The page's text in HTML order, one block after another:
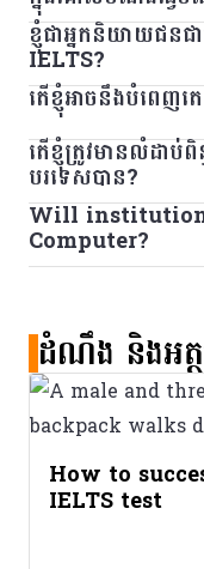
ទៅធ្វើការ សិក្សា និងធ្
ប្រសិនបើអ្នកធ្វើតេស្ត
តេស្តរបស់អ្នកនឹងខុសគ្នាប
IELTS សម្រាប់
អនុម័ត។
ការចុះឈ្មោះជំនាញនៅក្
ប្រហែលជាត្រូវប្រឡងត
តេស្តប្រភេទ
ប្រាស់ភាសាអង់គ្លេសរបស់
ប្រសិនបើអ្នកមានគម្រ
វគ្គបណ្តុះបណ្តាលវិជ្ជាជីវ
ចំណាកស្រុកទៅប្រទេស
អង់គ្លេស ឬសហរដ្ឋអាមេរិ
ប្រភេទ General
IELTS សម្រាប់ការសិក្
ប្រភេទតេស្តដាច់ដោយ
គ្នា។ សម្រាប់ស្ថាប័ន
សិក្សាជំនួសវគ្គបណ្តុះបណ្
អាស្រ័យលើស្ថាប័ននោះផ្
របស់អ្នកដើម្បីស្វែងយល់
ខ្ញុំជាអ្នកនិយាយជនជា
IELTS?
IELTS អាចជាតម្រូវកា
រៀននៅក្នុងស្ថាប័នអប់រំ។
ជាផ្នែកមួយនៃការវាយត
អ្នកមិនច្បាស់ពីមូលហេតុដ
ដែលអ្នកត្រូវការ សូមទា
នឹងអាចផ្តល់ព័ត៌មានបន្ថ
ចម្បងរបស់អ្នកក៏ដោយ អ្ន
តើខ្ញុំអាចនឹងបំពេញ
ប្រសិនបើអ្នកប្រឡង
ស្តតាមលំដាប់ដូចខាងក្រោ
និងការសរសេរ ដោយត្រូវ
តេស្ត។
លំដាប់ដូចខាងក្រោម៖ ក
អាស្រ័យលើមណ្ឌលប្រឡង
ឬរហូតដល់ 7 ថ្ងៃ អាចទាំ
តើខ្ញុំត្រូវមានលំដាប់
បរទេសបាន?
លំដាប់ពិន្ទុដែលអ្នកត្រូវ
មួយអាចខុសៗគ្នា។ ចូរពិនិ
Will
Computer?
authorities, the
IELTS test.
ដំណឹង និងអត្
How to
IELTS test